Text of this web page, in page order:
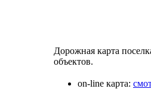
Дорожная карта
объектов.
on-line карта: